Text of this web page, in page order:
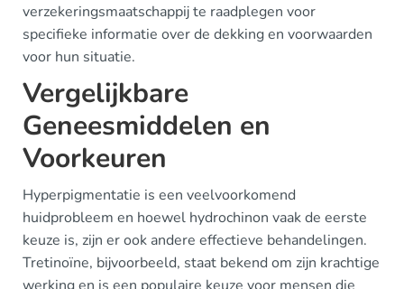
verzekeringsmaatschappij te raadplegen voor
specifieke informatie over de dekking en voorwaarden
voor hun situatie.
Vergelijkbare
Geneesmiddelen en
Voorkeuren
Hyperpigmentatie is een veelvoorkomend
huidprobleem en hoewel hydrochinon vaak de eerste
keuze is, zijn er ook andere effectieve behandelingen.
Tretinoïne, bijvoorbeeld, staat bekend om zijn krachtige